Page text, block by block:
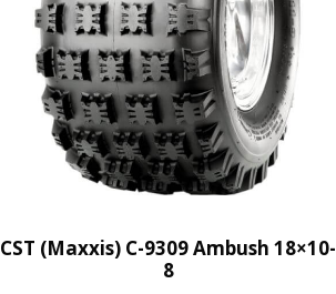
CST (Maxxis) C-9309 Ambush 18×10-
8